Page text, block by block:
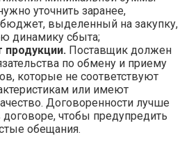
уточнить заранее,
бюджет, выделенный на закупку,
динамику сбыта;
продукции. Поставщик должен
по обмену и приему
которые не соответствуют
или имеют
Договоренности лучше
чтобы предупредить
обещания.